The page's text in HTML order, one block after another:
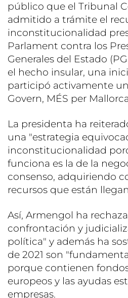
público que el Tribunal
admitido a trámite el
inconstitucionalidad
Parlament contra los
Generales del Estado
el hecho insular, una
participó activamente
Govern, MÉS per
La presidenta ha
una "estrategia
inconstitucionalidad
funciona es la de la
consenso, adquiriendo
recursos que están
Así, Armengol ha
confrontación y
política" y además ha
de 2021 son
porque contienen
europeos y las ayudas
empresas.